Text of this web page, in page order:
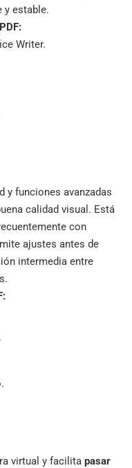
y estable.
Writer.
y funciones avanzadas
calidad visual. Está
con
ajustes antes de
intermedia entre
.
virtual y facilita pasar